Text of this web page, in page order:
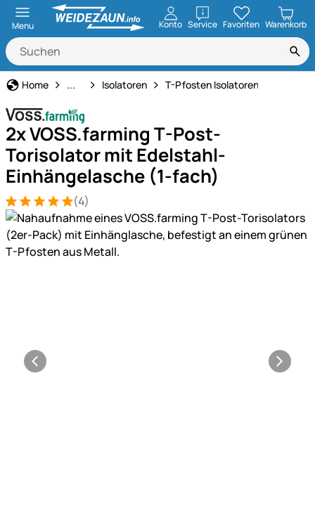
Menu Konto ServiceöffnenFavoriten Warenkorb
Home Weidezaun
... Isolatoren T-Pfosten Isolatoren
2x VOSS.farming T-Post-
Torisolator mit Edelstahl-
Einhängelasche (1-fach)
Bewertung: 5 von 5 (4 Bewertungen)
4 Bewertungen
(4)
Produktgalerie